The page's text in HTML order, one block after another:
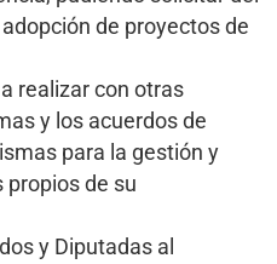
de proyectos de
realizar con otras
y los acuerdos de
para la gestión y
propios de su
y Diputadas al